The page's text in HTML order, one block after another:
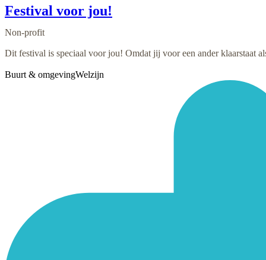
Festival voor jou!
Non-profit
Dit festival is speciaal voor jou! Omdat jij voor een ander klaarstaat
Buurt & omgevingWelzijn